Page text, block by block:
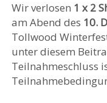
Wir verlosen 1 x 2
am Abend des 10.
Tollwood
unter diesem
Teilnahmeschluss